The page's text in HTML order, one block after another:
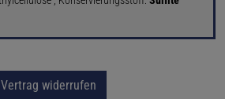
Vertrag widerrufen